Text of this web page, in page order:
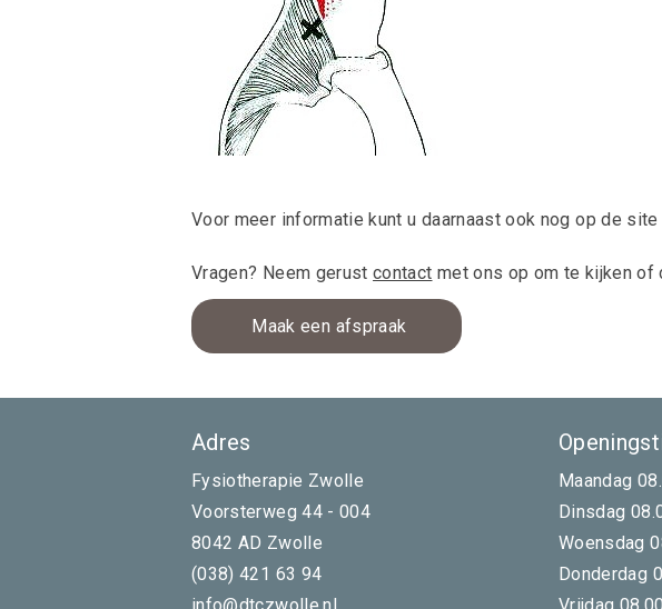
Voor meer informatie kunt u daarnaast ook nog op de
Vragen? Neem gerustcontact met ons op om te kijken of
Maak een afspraak
Adres
Fysiotherapie Zwolle
Voorsterweg 44 - 004
8042 AD Zwolle
(038) 421 63 94
Maandag
Dinsdag
Woensdag
Donderdag